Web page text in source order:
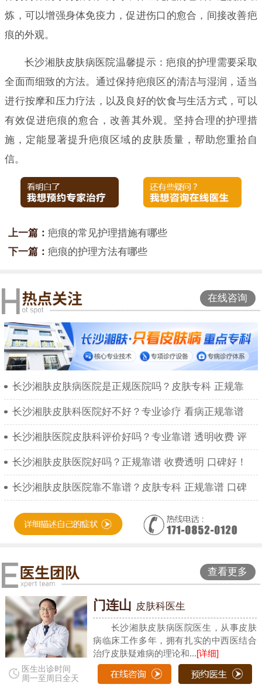
炼，可以增强身体免疫力，促进伤口的愈合，间接改善疤
痕的外观。
长沙湘肤皮肤病医院温馨提示：疤痕的护理需要采取
全面而细致的方法。通过保持疤痕区的清洁与湿润，适当
进行按摩和压力疗法，以及良好的饮食与生活方式，可以
有效促进疤痕的愈合，改善其外观。坚持合理的护理措
施，定能显著提升疤痕区域的皮肤质量，帮助您重拾自
信。
上一篇： 疤痕的常见护理措施有哪些
下一篇： 疤痕的护理方法有哪些
在线咨询
长沙湘肤皮肤病医院是正规医院吗？皮肤专科 正规靠
长沙湘肤皮肤科医院好不好？专业诊疗 看病正规靠谱
长沙湘肤医院皮肤科评价好吗？专业靠谱 透明收费 评
长沙湘肤皮肤医院好吗？正规靠谱 收费透明 口碑好！
长沙湘肤皮肤医院靠不靠谱？皮肤专科 正规靠谱 口碑
查看更多
医生出诊时间
周一至周日全天
门连山 皮肤科医生
长沙湘肤皮肤病医院医生，从事皮肤
病临床工作多年，拥有扎实的中西医结合
治疗皮肤疑难病的理论和...[详细]